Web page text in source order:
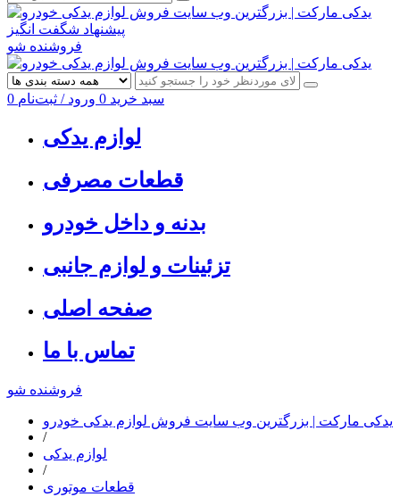
پیشنهاد شگفت انگیز
فروشنده شو
0 سبد خرید 0 ورود / ثبت‌نام
لوازم یدکی
قطعات مصرفی
بدنه و داخل خودرو
تزئینات و لوازم جانبی
صفحه اصلی
تماس با ما
فروشنده شو
یدکی مارکت | بزرگترین وب سایت فروش لوازم یدکی خودرو
/
لوازم یدکی
/
قطعات موتوری